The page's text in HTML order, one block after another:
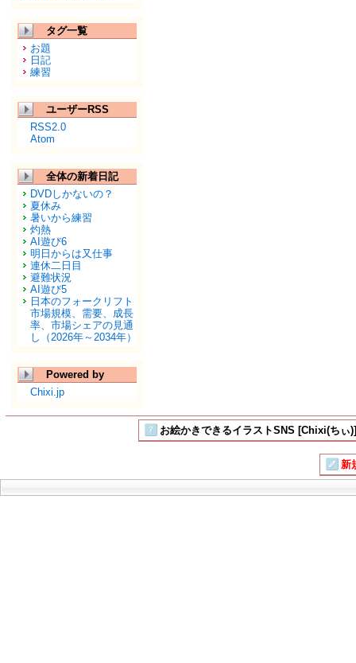
タグ一覧
お題
日記
練習
ユーザーRSS
RSS2.0
Atom
全体の新着日記
DVDしかないの？
夏休み
暑いから練習
灼熱
AI遊び6
明日からは又仕事
連休二日目
避難状況
AI遊び5
日本のフォークリフト
市場規模、需要、成長
率、市場シェアの見通
し（2026年～2034年）
Powered by
Chixi.jp
お絵かきできるイラストSNS [Chixi(ちぃ
新